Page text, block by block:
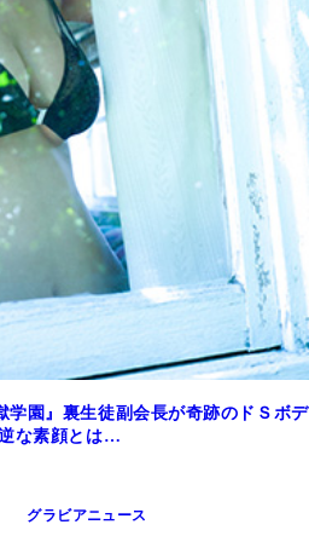
学園』裏生徒副会長が奇跡のドＳボデ
な素顔とは…
グラビアニュース